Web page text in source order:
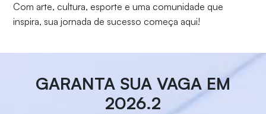
Com arte, cultura, esporte e uma comunidade que
inspira, sua jornada de sucesso começa aqui!
GARANTA SUA VAGA EM
2026.2